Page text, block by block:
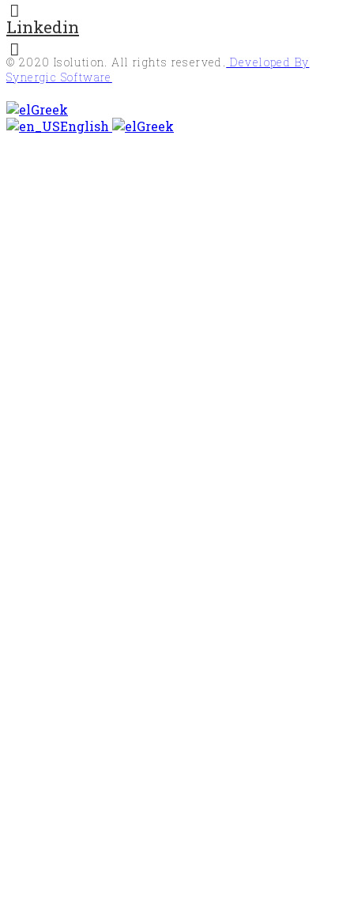
Linkedin
© 2020 Isolution. All rights reserved. Developed By
Synergic Software
Greek
English
Greek